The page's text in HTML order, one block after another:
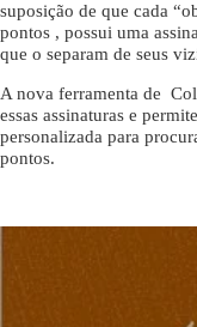
suposição de que cada
pontos , possui uma
que o separam de seus
A nova ferramenta de
essas assinaturas e
personalizada para
pontos.